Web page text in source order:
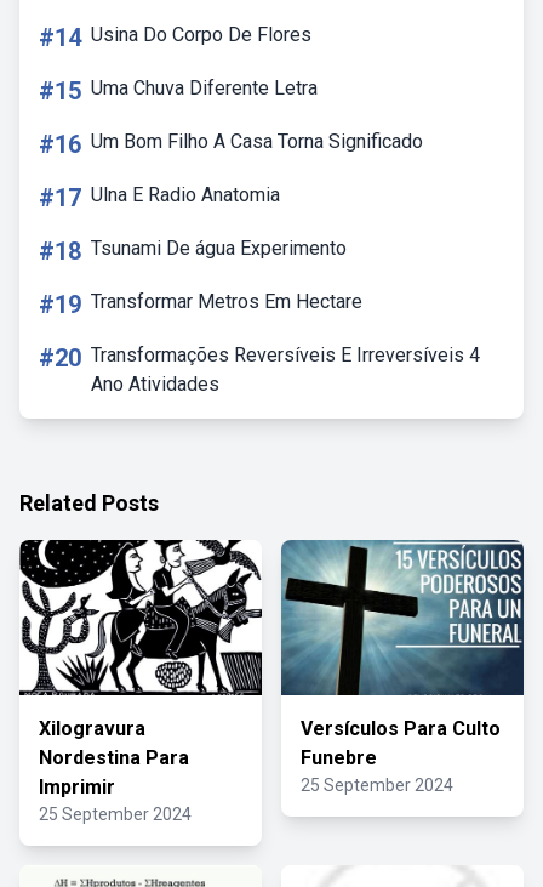
#14 Usina Do Corpo De Flores
#15 Uma Chuva Diferente Letra
#16 Um Bom Filho A Casa Torna Significado
#17 Ulna E Radio Anatomia
#18 Tsunami De água Experimento
#19 Transformar Metros Em Hectare
#20 Transformações Reversíveis E Irreversíveis 4
Ano Atividades
Related Posts
Xilogravura
Nordestina Para
Imprimir
25 September 2024
Versículos Para Culto
Funebre
25 September 2024